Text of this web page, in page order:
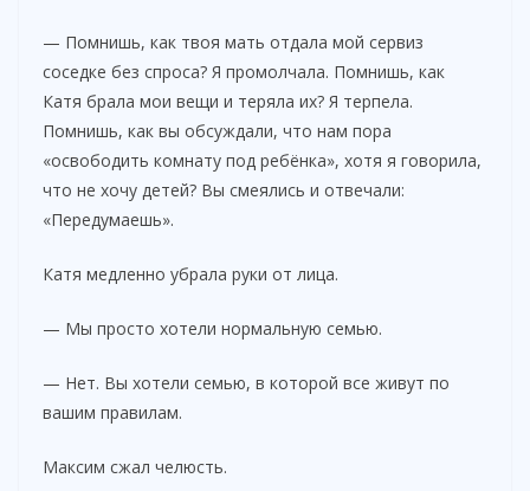
— Помнишь, как твоя мать отдала мой сервиз
соседке без спроса? Я промолчала. Помнишь, как
Катя брала мои вещи и теряла их? Я терпела.
Помнишь, как вы обсуждали, что нам пора
«освободить комнату под ребёнка», хотя я говорила,
что не хочу детей? Вы смеялись и отвечали:
«Передумаешь».
Катя медленно убрала руки от лица.
— Мы просто хотели нормальную семью.
— Нет. Вы хотели семью, в которой все живут по
вашим правилам.
Максим сжал челюсть.